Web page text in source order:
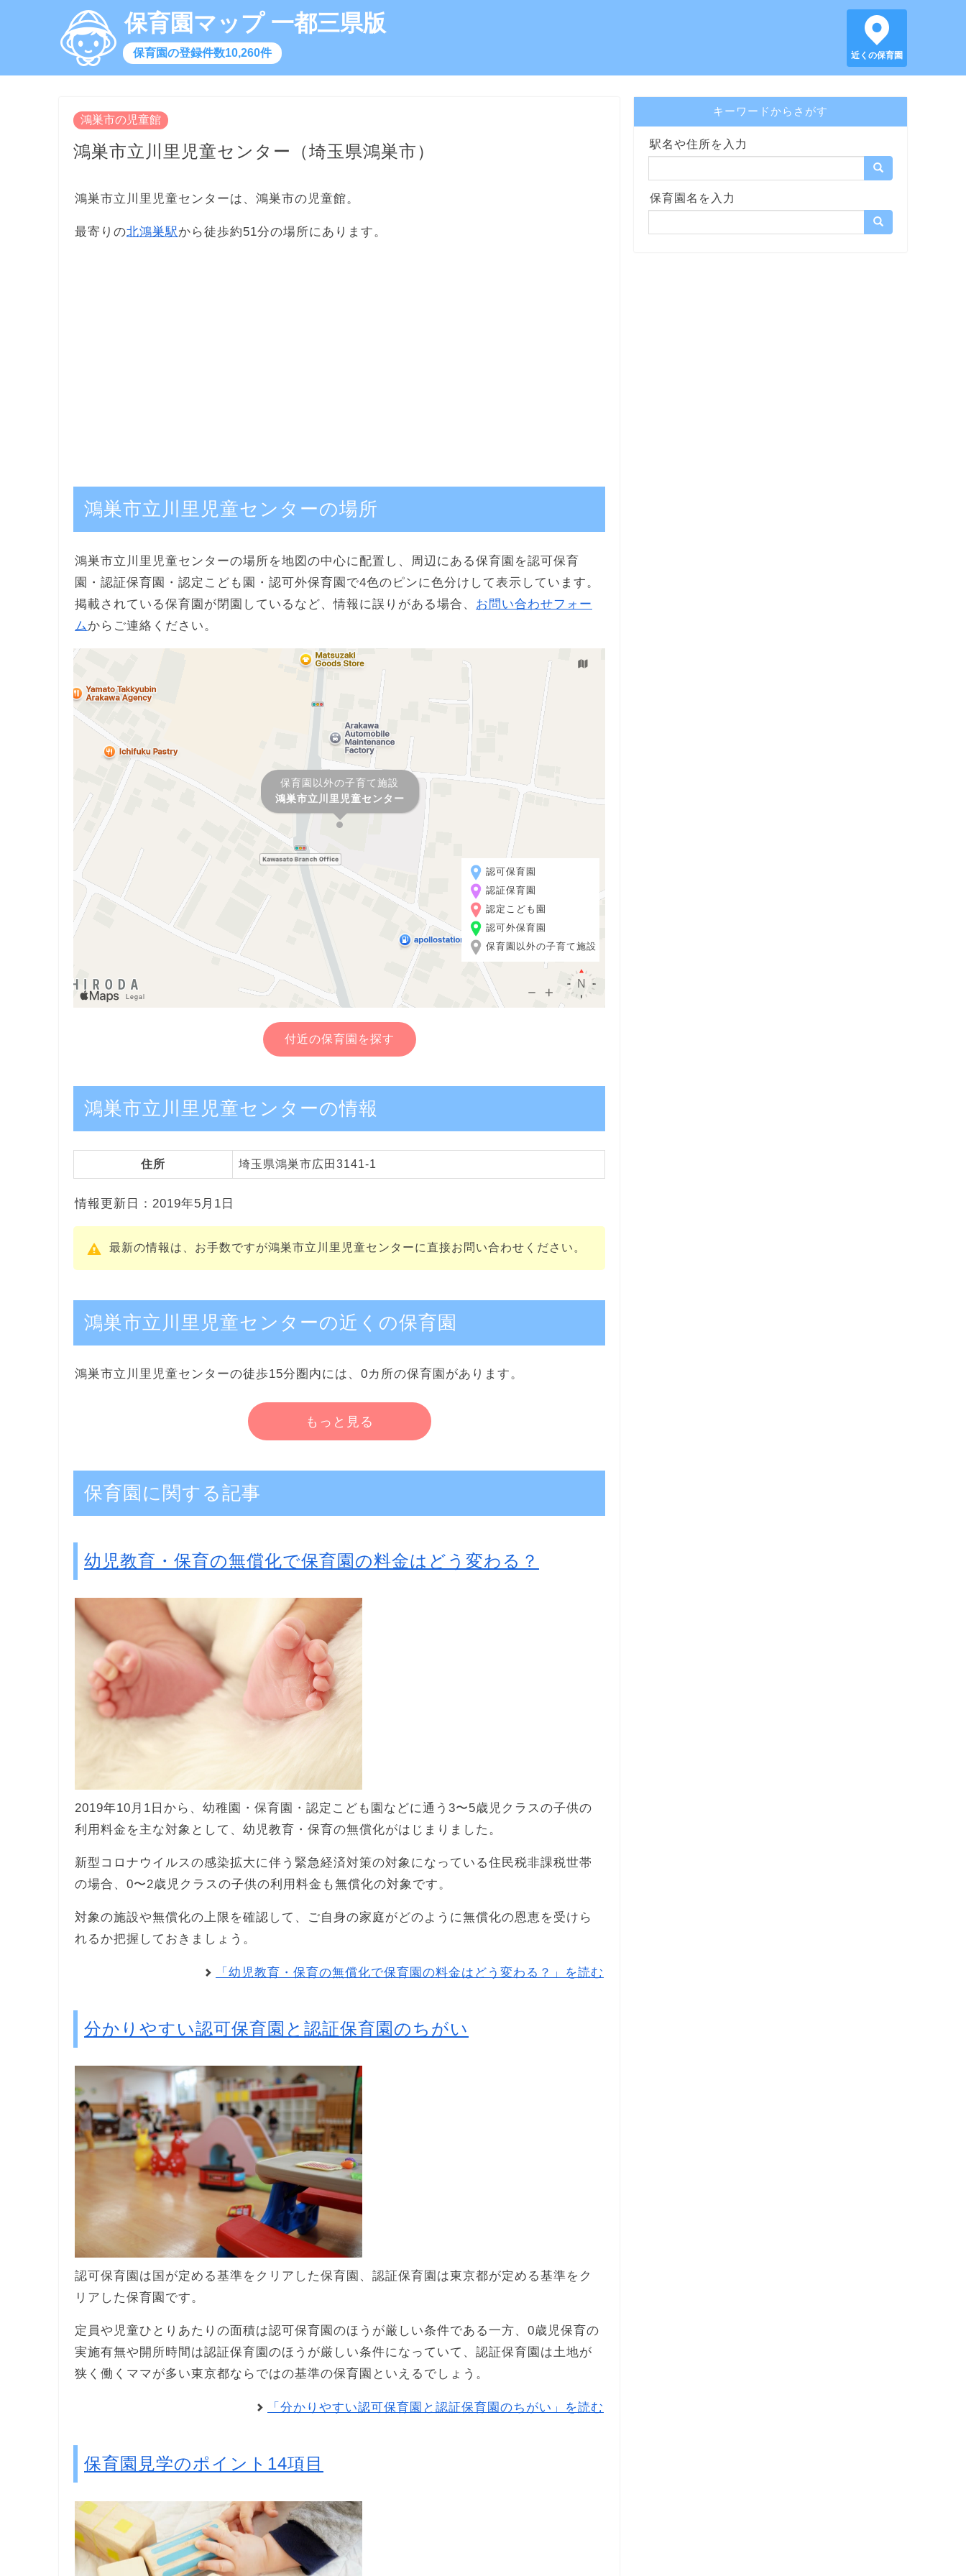
保育園マップ 一都三県版
保育園の登録件数10,260件 近くの保育園
鴻巣市の児童館
鴻巣市立川里児童センター（埼玉県鴻巣市）
鴻巣市立川里児童センターは、鴻巣市の児童館。
最寄りの北鴻巣駅から徒歩約51分の場所にあります。
鴻巣市立川里児童センターの場所
鴻巣市立川里児童センターの場所を地図の中心に配置し、周辺にある保育園を認可保育
園・認証保育園・認定こども園・認可外保育園で4色のピンに色分けして表示しています。
掲載されている保育園が閉園しているなど、情報に誤りがある場合、 お問い合わせフォー
ム からご連絡ください。
保育園以外の子育て施設
鴻巣市立川里児童センター
認可保育園
認証保育園
認定こども園
認可外保育園
保育園以外の子育て施設
付近の保育園を探す
鴻巣市立川里児童センターの情報
住所 埼玉県鴻巣市広田3141-1
情報更新日：2019年5月1日
最新の情報は、お手数ですが鴻巣市立川里児童センターに直接お問い合わせください。
鴻巣市立川里児童センターの近くの保育園
鴻巣市立川里児童センターの徒歩15分圏内には、0カ所の保育園があります。
もっと見る
保育園に関する記事
幼児教育・保育の無償化で保育園の料金はどう変わる？
2019年10月1日から、幼稚園・保育園・認定こども園などに通う3〜5歳児クラスの子供の
利用料金を主な対象として、幼児教育・保育の無償化がはじまりました。
新型コロナウイルスの感染拡大に伴う緊急経済対策の対象になっている住民税非課税世帯
の場合、0〜2歳児クラスの子供の利用料金も無償化の対象です。
対象の施設や無償化の上限を確認して、ご自身の家庭がどのように無償化の恩恵を受けら
れるか把握しておきましょう。
「幼児教育・保育の無償化で保育園の料金はどう変わる？」を読む
分かりやすい認可保育園と認証保育園のちがい
認可保育園は国が定める基準をクリアした保育園、認証保育園は東京都が定める基準をク
リアした保育園です。
定員や児童ひとりあたりの面積は認可保育園のほうが厳しい条件である一方、0歳児保育の
実施有無や開所時間は認証保育園のほうが厳しい条件になっていて、認証保育園は土地が
狭く働くママが多い東京都ならではの基準の保育園といえるでしょう。
「分かりやすい認可保育園と認証保育園のちがい」を読む
保育園見学のポイント14項目
キーワードからさがす
駅名や住所を入力
保育園名を入力